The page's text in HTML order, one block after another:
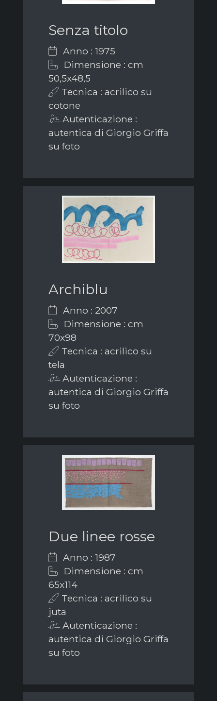
Senza titolo
Anno : 1975
Dimensione : cm
50,5x48,5
Tecnica : acrilico su
cotone
Autenticazione :
autentica di Giorgio Griffa
su foto
Archiblu
Anno : 2007
Dimensione : cm
70x98
Tecnica : acrilico su
tela
Autenticazione :
autentica di Giorgio Griffa
su foto
Due linee rosse
Anno : 1987
Dimensione : cm
65x114
Tecnica : acrilico su
juta
Autenticazione :
autentica di Giorgio Griffa
su foto